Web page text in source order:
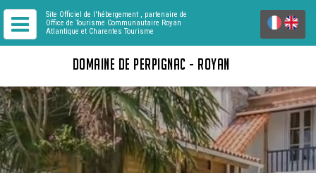
Site Officiel de l'hébergement , partenaire de
Office de Tourisme Communautaire Royan
Atlantique et Charentes Tourisme
DOMAINE DE PERPIGNAC - ROYAN